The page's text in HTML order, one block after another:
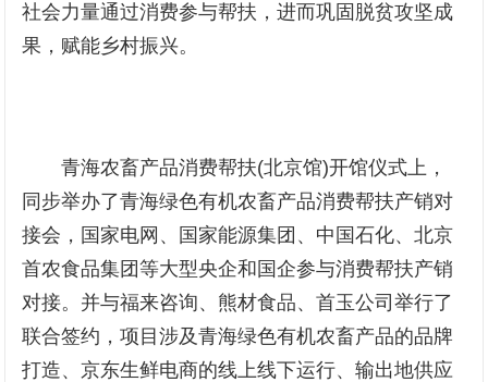
社会力量通过消费参与帮扶，进而巩固脱贫攻坚成
果，赋能乡村振兴。
青海农畜产品消费帮扶(北京馆)开馆仪式上，
同步举办了青海绿色有机农畜产品消费帮扶产销对
接会，国家电网、国家能源集团、中国石化、北京
首农食品集团等大型央企和国企参与消费帮扶产销
对接。并与福来咨询、熊材食品、首玉公司举行了
联合签约，项目涉及青海绿色有机农畜产品的品牌
打造、京东生鲜电商的线上线下运行、输出地供应